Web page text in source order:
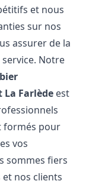
et nous
sur nos
assurer de la
Notre
La Farlède est
formés pour
vos
sommes fiers
nos clients